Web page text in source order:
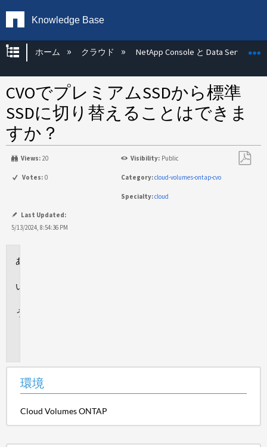
Knowledge Base
グローバル階層を展開/折りたたむ
ホーム クラウド NetApp Console と Data Services
CVOでプレミアムSSDから標準
SSDに切り替えることはできま
すか？
Views: 20 Visibility: Public
Votes: 0 Category:cloud-volumes-ontap-cvo
Specialty:cloud
Last Updated:
5/13/2024, 8:54:36 PM
環境
Cloud Volumes ONTAP